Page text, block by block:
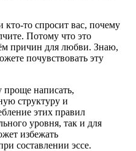
кто-то спросит вас, почему
Потому что это
причин для любви. Знаю,
почувствовать эту
написать,
структуру и
этих правил
уровня, так и для
избежать
составлении эссе.